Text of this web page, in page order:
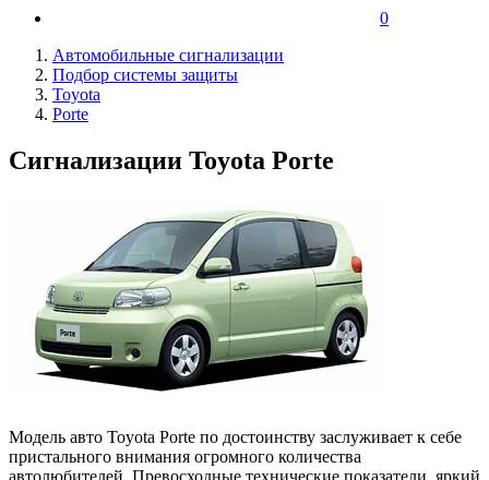
0
Автомобильные сигнализации
Подбор системы защиты
Toyota
Porte
Сигнализации Toyota Porte
Модель авто Toyota Porte по достоинству заслуживает к себе
пристального внимания огромного количества
автолюбителей. Превосходные технические показатели, яркий